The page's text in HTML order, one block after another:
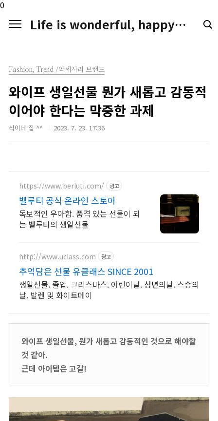
0
본문 바로가기
Life is wonderful, happy. LIFE LOGGER
Fashion, Trend /악세사리 브랜드
와이프 생일선물 뭔가 새롭고 감동적
이어야 한다는 막중한 과제
식이네 집 ^^ 2023. 7. 23. 17:36
https://www.berluti.com/ 광고
벨루티 공식 온라인 스토어
독보적인 우아함. 품격 있는 선물이 되
는 벨루티의 생일선물
http://www.uclass.com 광고
추억담은 선물 유클래스 SINCE 2001
생일선물. 졸업. 크리스마스. 어린이날. 성년의날. 스승의
날. 발렌 및 화이트데이
와이프 생일선물, 뭔가 새롭고 감동적인 것으로 해야할
것 같아.
근데 아이템은 고갈!